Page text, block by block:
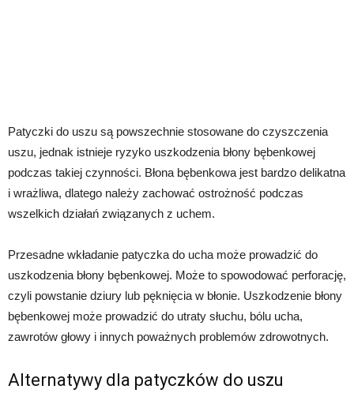
Patyczki do uszu są powszechnie stosowane do czyszczenia
uszu, jednak istnieje ryzyko uszkodzenia błony bębenkowej
podczas takiej czynności. Błona bębenkowa jest bardzo delikatna
i wrażliwa, dlatego należy zachować ostrożność podczas
wszelkich działań związanych z uchem.
Przesadne wkładanie patyczka do ucha może prowadzić do
uszkodzenia błony bębenkowej. Może to spowodować perforację,
czyli powstanie dziury lub pęknięcia w błonie. Uszkodzenie błony
bębenkowej może prowadzić do utraty słuchu, bólu ucha,
zawrotów głowy i innych poważnych problemów zdrowotnych.
Alternatywy dla patyczków do uszu